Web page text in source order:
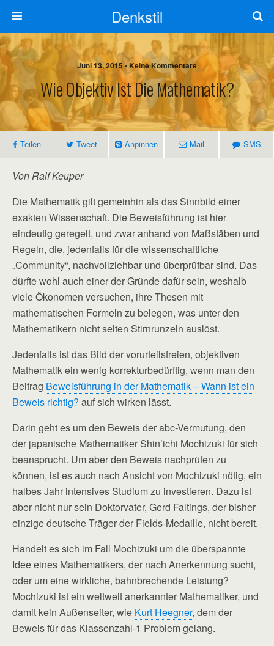
Denkstil
Juni 13, 2015 • Keine Kommentare
Wie Objektiv Ist Die Mathematik?
Teilen Tweet Anpinnen Mail SMS
Von Ralf Keuper
Die Mathematik gilt gemeinhin als das Sinnbild einer
exakten Wissenschaft. Die Beweisführung ist hier
eindeutig geregelt, und zwar anhand von Maßstäben und
Regeln, die, jedenfalls für die wissenschaftliche
„Community“, nachvollziehbar und überprüfbar sind. Das
dürfte wohl auch einer der Gründe dafür sein, weshalb
viele Ökonomen versuchen, ihre Thesen mit
mathematischen Formeln zu belegen, was unter den
Mathematikern nicht selten Stirnrunzeln auslöst.
Jedenfalls ist das Bild der vorurteilsfreien, objektiven
Mathematik ein wenig korrekturbedürftig, wenn man den
Beitrag Beweisführung in der Mathematik – Wann ist ein
Beweis richtig? auf sich wirken lässt.
Darin geht es um den Beweis der abc-Vermutung, den
der japanische Mathematiker Shin’ichi Mochizuki für sich
beansprucht. Um aber den Beweis nachprüfen zu
können, ist es auch nach Ansicht von Mochizuki nötig, ein
halbes Jahr intensives Studium zu investieren. Dazu ist
aber nicht nur sein Doktorvater, Gerd Faltings, der bisher
einzige deutsche Träger der Fields-Medaille, nicht bereit.
Handelt es sich im Fall Mochizuki um die überspannte
Idee eines Mathematikers, der nach Anerkennung sucht,
oder um eine wirkliche, bahnbrechende Leistung?
Mochizuki ist ein weltweit anerkannter Mathematiker, und
damit kein Außenseiter, wie Kurt Heegner, dem der
Beweis für das Klassenzahl-1 Problem gelang.